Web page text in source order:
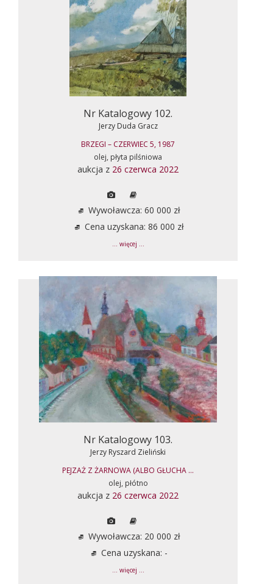
Nr Katalogowy 102.
Jerzy Duda Gracz
BRZEGI – CZERWIEC 5, 1987
olej, płyta pilśniowa
aukcja z 26 czerwca 2022
Wywoławcza: 60 000 zł
Cena uzyskana: 86 000 zł
... więcej ...
Nr Katalogowy 103.
Jerzy Ryszard Zieliński
PEJZAŻ Z ŻARNOWA (ALBO GŁUCHA ...
olej, płótno
aukcja z 26 czerwca 2022
Wywoławcza: 20 000 zł
Cena uzyskana: -
... więcej ...